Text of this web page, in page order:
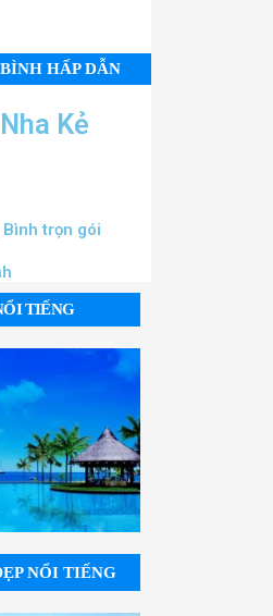
HẤP DẪN
Kẻ
trọn gói
TIẾNG
NỔI TIẾNG